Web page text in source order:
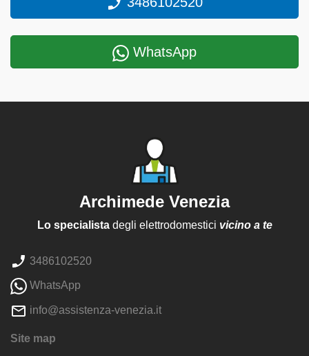
WhatsApp
Archimede Venezia
Lo specialistadegli elettrodomestici vicino a te
3486102520
WhatsApp
info@assistenza-venezia.it
Site map